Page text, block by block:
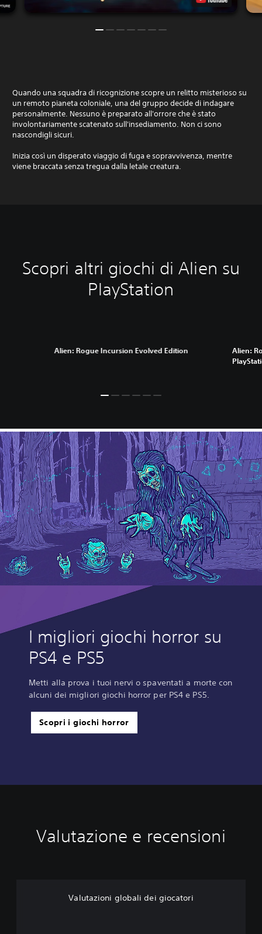
Quando una squadra di ricognizione scopre un relitto misterioso su
un remoto pianeta coloniale, una del gruppo decide di indagare
personalmente. Nessuno è preparato all'orrore che è stato
involontariamente scatenato sull'insediamento. Non ci sono
nascondigli sicuri.
Inizia così un disperato viaggio di fuga e sopravvivenza, mentre
viene braccata senza tregua dalla letale creatura.
Scopri altri giochi di Alien su
PlayStation
Alien: Rogue Incursion Evolved Edition
Alien:
I migliori giochi horror su
PS4 e PS5
Metti alla prova i tuoi nervi o spaventati a morte con
alcuni dei migliori giochi horror per PS4 e PS5.
Scopri i giochi horror
Valutazione e recensioni
Valutazioni globali dei giocatori